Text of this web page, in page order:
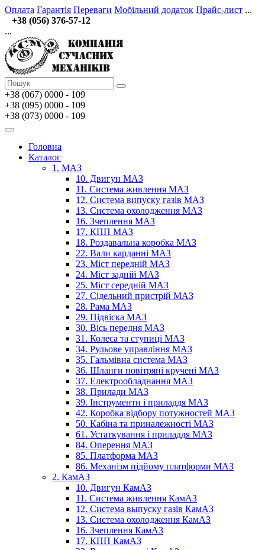
Оплата Гарантія Переваги Мобільний додаток Прайс-лист ...
+38 (056) 376-57-12
...
+38 (067) 0000 - 109
+38 (095) 0000 - 109
+38 (073) 0000 - 109
Головна
Каталог
1. МАЗ
10. Двигун МАЗ
11. Система живлення МАЗ
12. Система випуску газів МАЗ
13. Система охолодження МАЗ
16. Зчеплення МАЗ
17. КПП МАЗ
18. Роздавальна коробка МАЗ
22. Вали карданні МАЗ
23. Міст передній МАЗ
24. Міст задній МАЗ
25. Міст середній МАЗ
27. Сідельний пристрій МАЗ
28. Рама МАЗ
29. Підвіска МАЗ
30. Вісь передня МАЗ
31. Колеса та ступиці МАЗ
34. Рульове управління МАЗ
35. Гальмівна система МАЗ
36. Шланги повітряні кручені МАЗ
37. Електрообладнання МАЗ
38. Прилади МАЗ
39. Інструменти і приладдя МАЗ
42. Коробка відбору потужностей МАЗ
50. Кабіна та приналежності МАЗ
61. Устаткування і приладдя МАЗ
84. Оперення МАЗ
85. Платформа МАЗ
86. Механізм підйому платформи МАЗ
2. КамАЗ
10. Двигун КамАЗ
11. Система живлення КамАЗ
12. Система выпуску газів КамАЗ
13. Система охолодження КамАЗ
16. Зчеплення КамАЗ
17. КПП КамАЗ